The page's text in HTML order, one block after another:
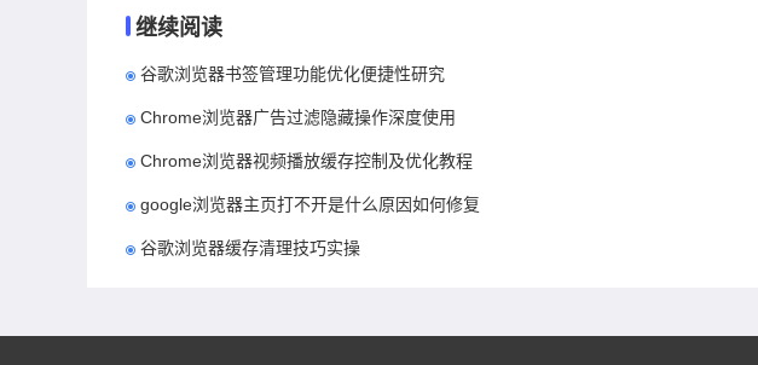
继续阅读
谷歌浏览器书签管理功能优化便捷性研究
Chrome浏览器广告过滤隐藏操作深度使用
Chrome浏览器视频播放缓存控制及优化教程
google浏览器主页打不开是什么原因如何修复
谷歌浏览器缓存清理技巧实操